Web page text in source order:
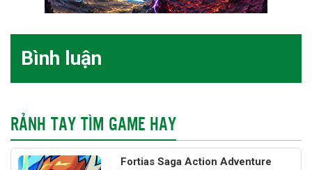
Bình luận
RẢNH TAY TÌM GAME HAY
Fortias Saga Action Adventure